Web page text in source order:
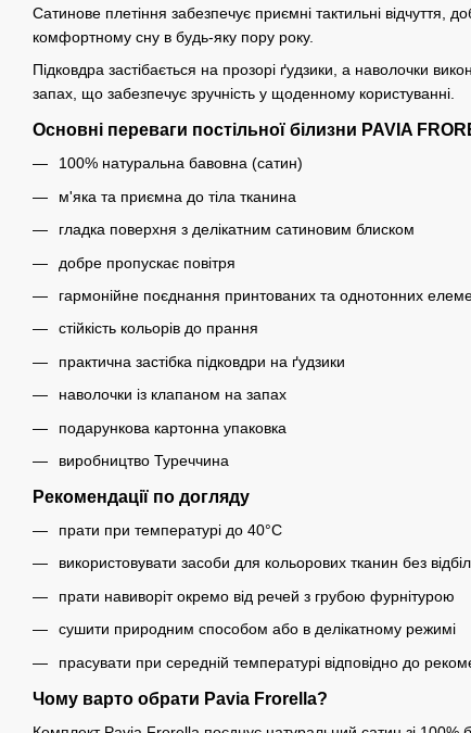
Сатинове плетіння забезпечує приємні тактильні відчуття,
комфортному сну в будь-яку пору року.
Підковдра застібається на прозорі ґудзики, а наволочки
запах, що забезпечує зручність у щоденному користуванні.
Основні переваги постільної білизни PAVIA
100% натуральна бавовна (сатин)
м'яка та приємна до тіла тканина
гладка поверхня з делікатним сатиновим блиском
добре пропускає повітря
гармонійне поєднання принтованих та однотонних
стійкість кольорів до прання
практична застібка підковдри на ґудзики
наволочки із клапаном на запах
подарункова картонна упаковка
виробництво Туреччина
Рекомендації по догляду
прати при температурі до 40°C
використовувати засоби для кольорових тканин без
прати навиворіт окремо від речей з грубою фурнітурою
сушити природним способом або в делікатному режимі
прасувати при середній температурі відповідно до
Чому варто обрати Pavia Frorella?